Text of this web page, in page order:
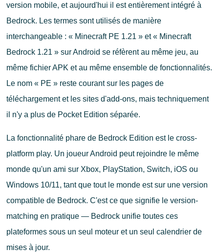
version mobile, et aujourd'hui il est entièrement intégré à
Bedrock. Les termes sont utilisés de manière
interchangeable : « Minecraft PE 1.21 » et « Minecraft
Bedrock 1.21 » sur Android se réfèrent au même jeu, au
même fichier APK et au même ensemble de fonctionnalités.
Le nom « PE » reste courant sur les pages de
téléchargement et les sites d'add-ons, mais techniquement
il n'y a plus de Pocket Edition séparée.
La fonctionnalité phare de Bedrock Edition est le cross-
platform play. Un joueur Android peut rejoindre le même
monde qu'un ami sur Xbox, PlayStation, Switch, iOS ou
Windows 10/11, tant que tout le monde est sur une version
compatible de Bedrock. C'est ce que signifie le version-
matching en pratique — Bedrock unifie toutes ces
plateformes sous un seul moteur et un seul calendrier de
mises à jour.